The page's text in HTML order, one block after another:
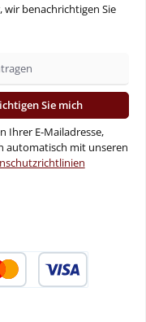
benachrichtigen Sie
Sie mich
Ihrer E-Mailadresse,
automatisch mit unseren